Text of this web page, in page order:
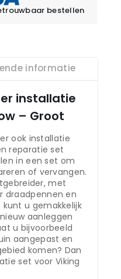
bestellen
informatie
installatie
– Groot
ook installatie
reparatie set
in een set om
of vervangen.
met
draadpennen en
u gemakkelijk
aanleggen
u bijvoorbeeld
aangepast en
komen? Dan
set voor Viking